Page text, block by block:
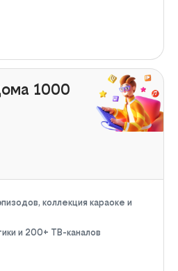
1000
коллекция караоке и
и 200+ ТВ-каналов